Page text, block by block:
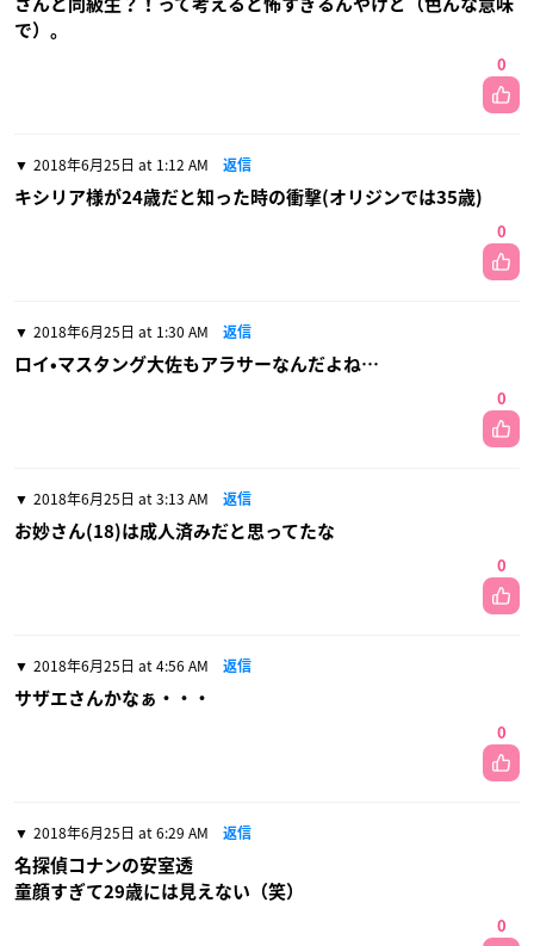
さんと同級生？！って考えると怖すぎるんやけど（色んな意味
で）。
0
2018年6月25日 at 1:12 AM 返信
キシリア様が24歳だと知った時の衝撃(オリジンでは35歳)
0
2018年6月25日 at 1:30 AM 返信
ロイ•マスタング大佐もアラサーなんだよね…
0
2018年6月25日 at 3:13 AM 返信
お妙さん(18)は成人済みだと思ってたな
0
2018年6月25日 at 4:56 AM 返信
サザエさんかなぁ・・・
0
2018年6月25日 at 6:29 AM 返信
名探偵コナンの安室透
童顔すぎて29歳には見えない（笑）
0